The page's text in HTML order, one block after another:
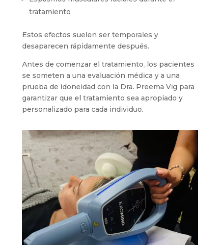
tratamiento
Estos efectos suelen ser temporales y
desaparecen rápidamente después.
Antes de comenzar el tratamiento, los pacientes
se someten a una evaluación médica y a una
prueba de idoneidad con la Dra. Preema Vig para
garantizar que el tratamiento sea apropiado y
personalizado para cada individuo.